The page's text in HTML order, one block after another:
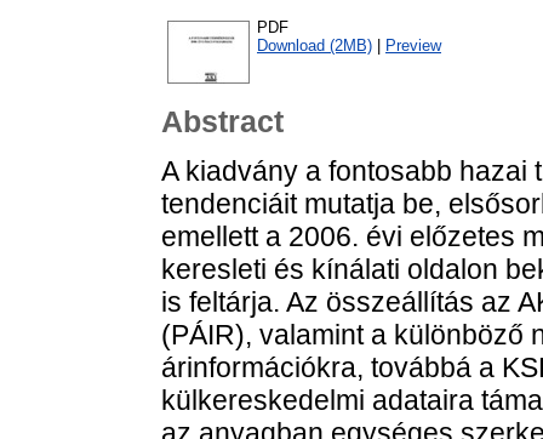
PDF
Download (2MB)
Preview
Abstract
A kiadvány a fontosabb hazai
tendenciáit mutatja be,
emellett a 2006. évi előzetes
keresleti és kínálati oldalon
is feltárja. Az összeállítás az
(PÁIR), valamint a különböző
árinformációkra, továbbá a
külkereskedelmi adataira